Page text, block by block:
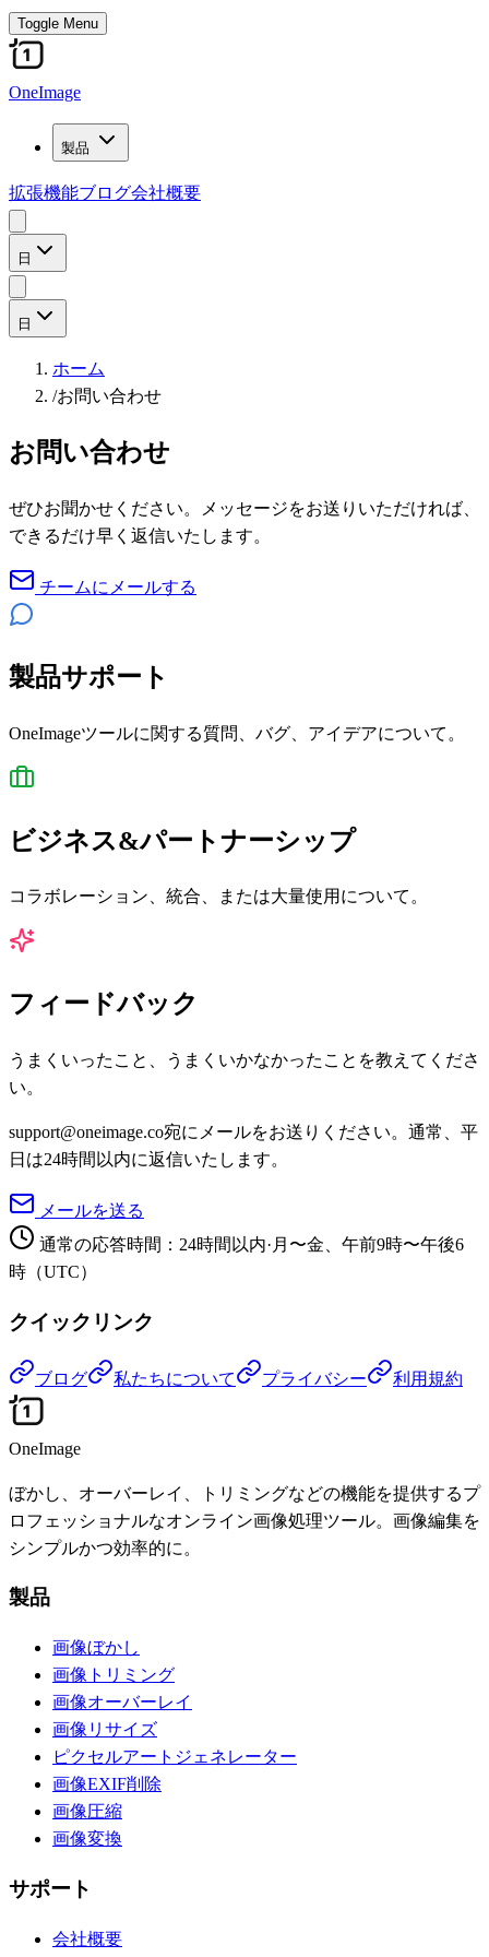
Toggle Menu
OneImage
製品
拡張機能ブログ会社概要
日
日
ホーム
/お問い合わせ
お問い合わせ
ぜひお聞かせください。メッセージをお送りいただければ、
できるだけ早く返信いたします。
チームにメールする
製品サポート
OneImageツールに関する質問、バグ、アイデアについて。
ビジネス&パートナーシップ
コラボレーション、統合、または大量使用について。
フィードバック
うまくいったこと、うまくいかなかったことを教えてくださ
い。
support@oneimage.co宛にメールをお送りください。通常、平
日は24時間以内に返信いたします。
メールを送る
通常の応答時間：24時間以内· 月〜金、午前9時〜午後6
時（UTC）
クイックリンク
ブログ 私たちについて プライバシー 利用規約
OneImage
ぼかし、オーバーレイ、トリミングなどの機能を提供するプ
ロフェッショナルなオンライン画像処理ツール。画像編集を
シンプルかつ効率的に。
製品
画像ぼかし
画像トリミング
画像オーバーレイ
画像リサイズ
ピクセルアートジェネレーター
画像EXIF削除
画像圧縮
画像変換
サポート
会社概要